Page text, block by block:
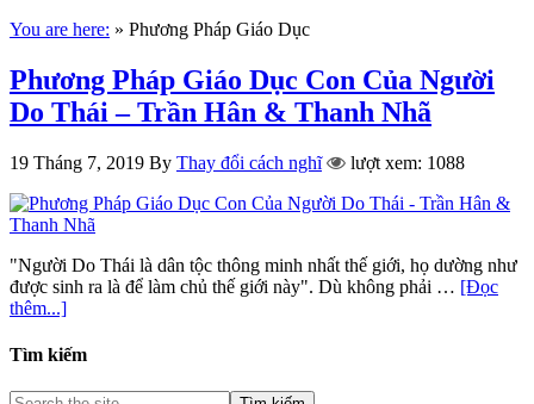
You are here: » Phương Pháp Giáo Dục
Phương Pháp Giáo Dục Con Của Người
Do Thái – Trần Hân & Thanh Nhã
19 Tháng 7, 2019 By Thay đổi cách nghĩ lượt xem: 1088
"Người Do Thái là dân tộc thông minh nhất thế giới, họ dường như
được sinh ra là để làm chủ thế giới này". Dù không phải … [Đọc
thêm...]
Tìm kiếm